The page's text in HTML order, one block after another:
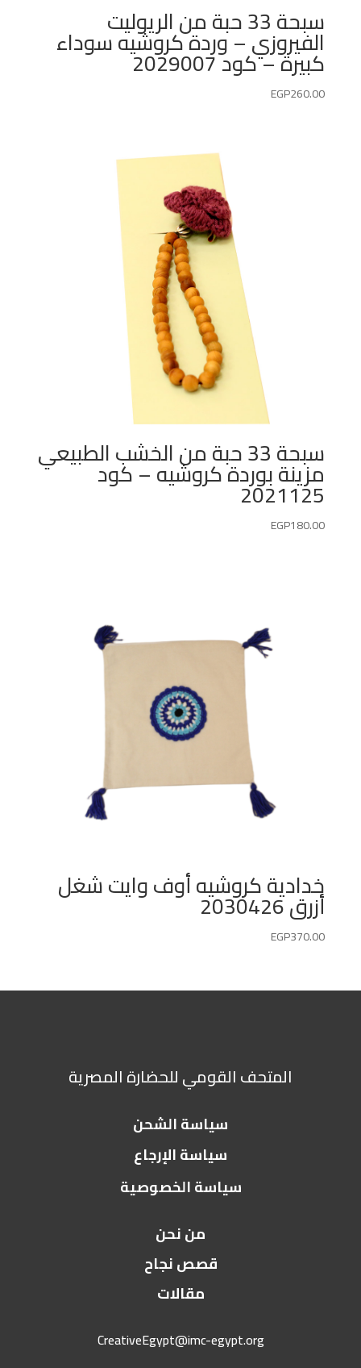
سبحة 33 حبة من الريوليت
الفيروزي – وردة كروشيه سوداء
كبيرة – كود 2029007
EGP260.00
سبحة 33 حبة من الخشب الطبيعي
مزينة بوردة كروشيه – كود
2021125
EGP180.00
خدادية كروشيه أوف وايت شغل
أزرق 2030426
EGP370.00
المتحف القومي للحضارة المصرية
سياسة الشحن
سياسة الإرجاع
سياسة الخصوصية
من نحن
قصص نجاح
مقالات
CreativeEgypt@imc-egypt.org